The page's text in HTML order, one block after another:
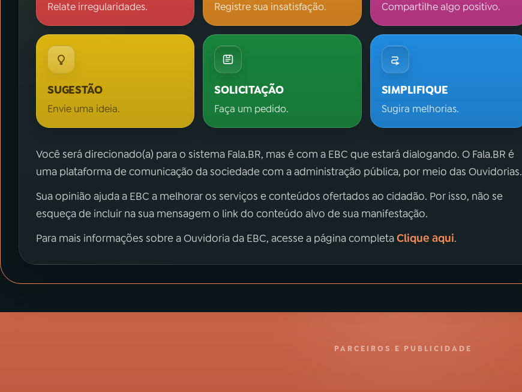
Relate irregularidades. Registre sua insatisfação. Compartilhe algo positivo.
SUGESTÃO
Envie uma ideia.
SOLICITAÇÃO
Faça um pedido.
SIMPLIFIQUE
Sugira melhorias.
Você será direcionado(a) para o sistema Fala.BR, mas é com a EBC que estará dialogando. O Fala.BR é
uma plataforma de comunicação da sociedade com a administração pública, por meio das Ouvidorias.
Sua opinião ajuda a EBC a melhorar os serviços e conteúdos ofertados ao cidadão. Por isso, não se
esqueça de incluir na sua mensagem o link do conteúdo alvo de sua manifestação.
Para mais informações sobre a Ouvidoria da EBC, acesse a página completaClique aqui.
PARCEIROS E PUBLICIDADE